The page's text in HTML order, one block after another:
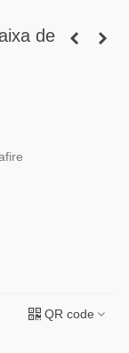
de
QR code